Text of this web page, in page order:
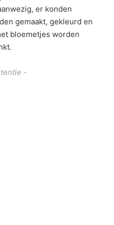
er konden
gemaakt, gekleurd en
bloemetjes worden
-